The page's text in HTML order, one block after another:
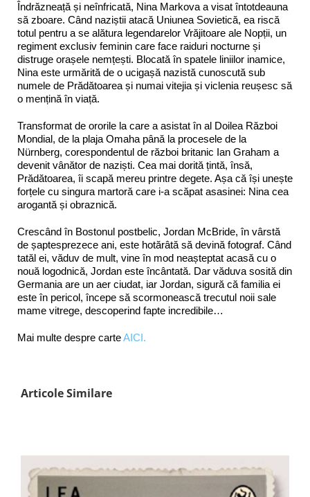
Îndrăzneață și neînfricată, Nina Markova a visat întotdeauna
să zboare. Când naziștii atacă Uniunea Sovietică, ea riscă
totul pentru a se alătura legendarelor Vrăjitoare ale Nopții, un
regiment exclusiv feminin care face raiduri nocturne și
distruge orașele nemțești. Blocată în spatele liniilor inamice,
Nina este urmărită de o ucigașă nazistă cunoscută sub
numele de Prădătoarea și numai vitejia și viclenia reușesc să
o mențină în viață.
Transformat de ororile la care a asistat în al Doilea Război
Mondial, de la plaja Omaha până la procesele de la
Nürnberg, corespondentul de război britanic Ian Graham a
devenit vânător de naziști. Cea mai dorită țintă, însă,
Prădătoarea, îi scapă mereu printre degete. Așa că își unește
forțele cu singura martoră care i-a scăpat asasinei: Nina cea
arogantă și obraznică.
Crescând în Bostonul postbelic, Jordan McBride, în vârstă
de șaptesprezece ani, este hotărâtă să devină fotograf. Când
tatăl ei, văduv de mult, vine în mod neașteptat acasă cu o
nouă logodnică, Jordan este încântată. Dar văduva sosită din
Germania are un aer ciudat, iar Jordan, sigură că familia ei
este în pericol, începe să scormonească trecutul noii sale
mame vitrege, descoperind fapte incredibile…
Mai multe despre carteAICI.
Articole Similare